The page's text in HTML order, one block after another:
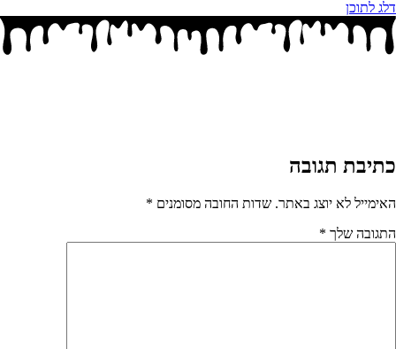
דלג לתוכן
כתיבת תגובה
האימייל לא יוצג באתר. שדות החובה מסומנים *
התגובה שלך *